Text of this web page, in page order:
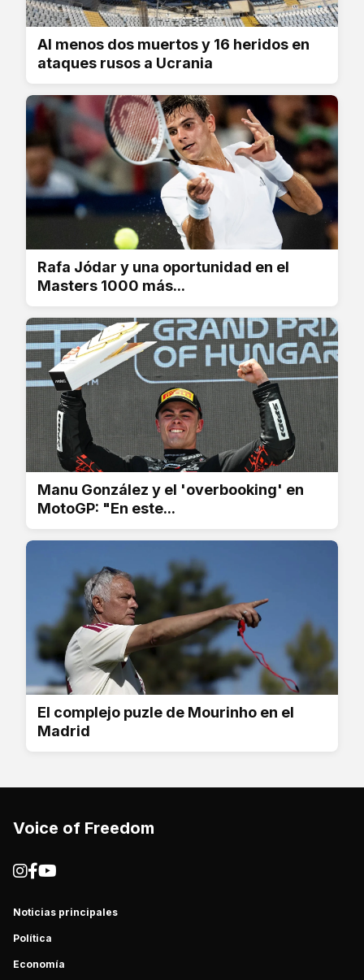
Al menos dos muertos y 16 heridos en
ataques rusos a Ucrania
Rafa Jódar y una oportunidad en el
Masters 1000 más...
Manu González y el 'overbooking' en
MotoGP: "En este...
El complejo puzle de Mourinho en el
Madrid
Voice of Freedom
Noticias principales
Política
Economía